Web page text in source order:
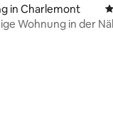
in Charlemont
Wohnung in der